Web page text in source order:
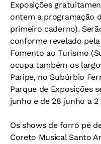
Exposições
ontem a programação
primeiro caderno).
conforme revelado
Fomento ao Turismo
ocupa também os
Paripe, no Subúrbio
Parque de Exposições
junho e de 28 junho a 2
Os shows de forró pé
Coreto Musical Santo